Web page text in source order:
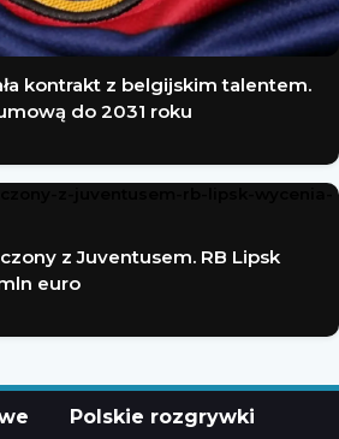
kontrakt z belgijskim talentem.
do 2031 roku
z Juventusem. RB Lipsk
euro
Polskie rozgrywki